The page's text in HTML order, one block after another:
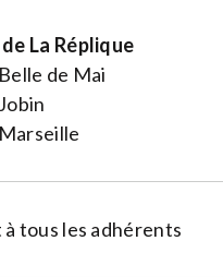
La Réplique
de Mai
tous les adhérents